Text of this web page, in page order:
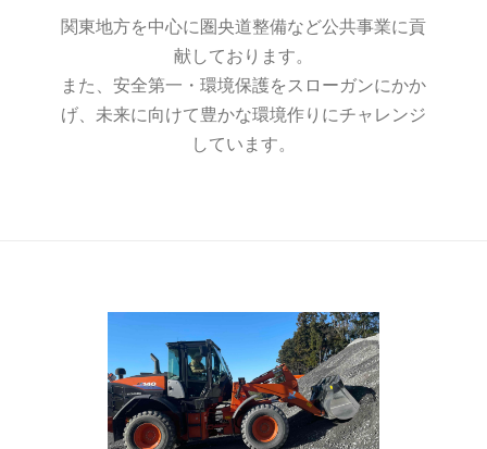
関東地方を中心に圏央道整備など公共事業に貢
献しております。
また、安全第一・環境保護をスローガンにかか
げ、未来に向けて豊かな環境作りにチャレンジ
しています。